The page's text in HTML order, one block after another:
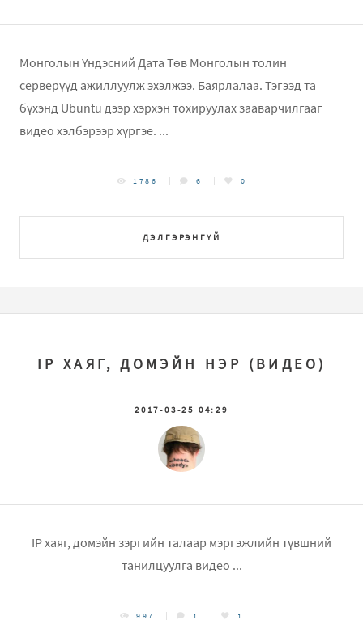
Монголын Үндэсний Дата Төв Монголын толин
серверүүд ажиллуулж эхэлжээ. Баярлалаа. Тэгээд та
бүхэнд Ubuntu дээр хэрхэн тохируулах зааварчилгааг
видео хэлбэрээр хүргэе. ...
ДЭЛГЭРЭНГҮЙ
1786 6 0
IP ХАЯГ, ДОМЭЙН НЭР (ВИДЕО)
2017-03-25 04:29
IP хаяг, домэйн зэргийн талаар мэргэжлийн түвшний
танилцуулга видео ...
997 1 1